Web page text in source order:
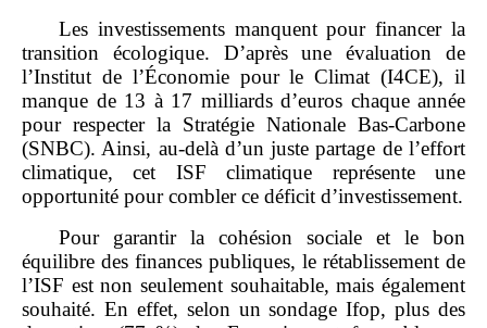
Les investissements manquent pour financer la
transition écologique. D’après une évaluation de
l’Institut de l’Économie pour le Climat (I4CE), il
manque de 13 à 17 milliards d’euros chaque année
pour respecter la Stratégie Nationale Bas‑Carbone
(SNBC). Ainsi, au‑delà d’un juste partage de l’effort
climatique, cet ISF climatique représente une
opportunité pour combler ce déficit d’investissement.
Pour garantir la cohésion sociale et le bon
équilibre des finances publiques, le rétablissement de
l’ISF est non seulement souhaitable, mais également
souhaité. En effet, selon un sondage Ifop, plus des